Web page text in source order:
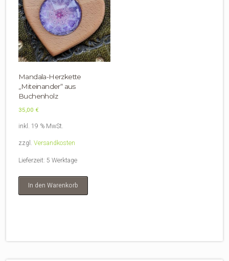
Mandala-Herzkette
„Miteinander“ aus
Buchenholz
35,00 €
inkl. 19 % MwSt.
zzgl. Versandkosten
Lieferzeit: 5 Werktage
In den Warenkorb